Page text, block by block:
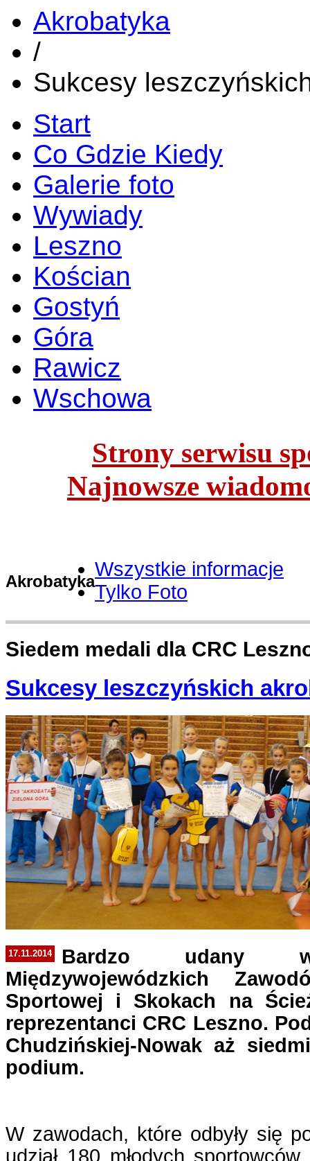
Akrobatyka
/
Sukcesy
Start
Co Gdzie Kiedy
Galerie foto
Wywiady
Leszno
Kościan
Gostyń
Góra
Rawicz
Wschowa
Strony serwisu
Najnowsze
Akrobatyka
Wszystkie informacje
Tylko Foto
Siedem medali dla CRC
Sukcesy leszczyńskich
17.11.2014
Bardzo udany
Międzywojewódzkich
Sportowej i Skokach na
reprezentanci CRC Leszno.
Chudzińskiej-Nowak aż
podium.
W zawodach, które odbyły się
udział 180 młodych